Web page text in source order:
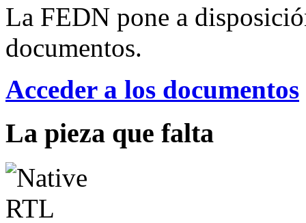
La FEDN pone a
documentos.
Acceder a los documentos
La pieza que falta